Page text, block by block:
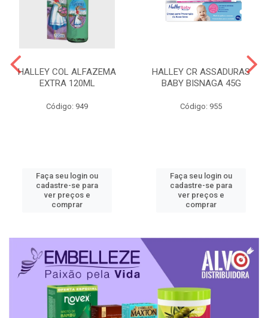
HALLEY COL ALFAZEMA
EXTRA 120ML
Código: 949
Faça seu login ou
cadastre-se para
ver preços e
comprar
HALLEY CR ASSADURAS
BABY BISNAGA 45G
Código: 955
Faça seu login ou
cadastre-se para
ver preços e
comprar